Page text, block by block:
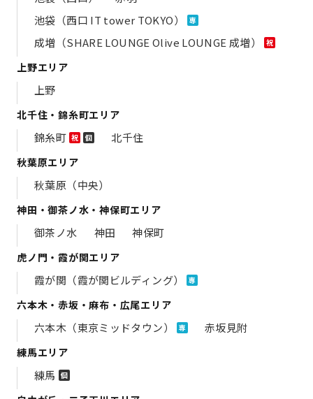
池袋（西口 IT tower TOKYO）
専
成増（SHARE LOUNGE Olive LOUNGE 成増） 祝
上野エリア
上野
北千住・錦糸町エリア
錦糸町 祝 個 北千住
秋葉原エリア
秋葉原（中央）
神田・御茶ノ水・神保町エリア
御茶ノ水 神田 神保町
虎ノ門・霞が関エリア
霞が関（霞が関ビルディング） 専
六本木・赤坂・麻布・広尾エリア
六本木（東京ミッドタウン） 専 赤坂見附
練馬エリア
練馬 個